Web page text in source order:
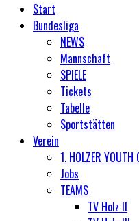
Start
Bundesliga
NEWS
Mannschaft
SPIELE
Tickets
Tabelle
Sportstätten
Verein
1. HOLZER
Jobs
TEAMS
TV Holz II